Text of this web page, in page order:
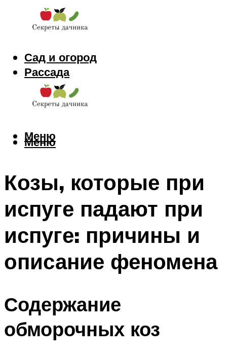
Сад и огород
Рассада
Цветы
Заготовки
Меню
Меню
Козы, которые при
испуге падают при
испуге: причины и
описание феномена
Содержание
обморочных коз